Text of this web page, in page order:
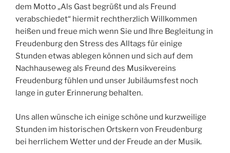
dem Motto „Als Gast begrüßt und als Freund
verabschiedet“ hiermit rechtherzlich Willkommen
heißen und freue mich wenn Sie und Ihre Begleitung in
Freudenburg den Stress des Alltags für einige
Stunden etwas ablegen können und sich auf dem
Nachhauseweg als Freund des Musikvereins
Freudenburg fühlen und unser Jubiläumsfest noch
lange in guter Erinnerung behalten.
Uns allen wünsche ich einige schöne und kurzweilige
Stunden im historischen Ortskern von Freudenburg
bei herrlichem Wetter und der Freude an der Musik.